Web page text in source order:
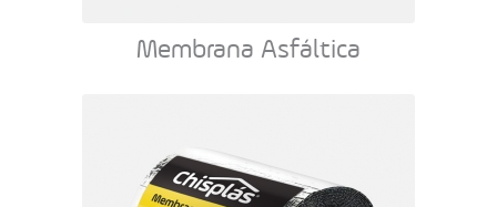
Membrana Asfáltica